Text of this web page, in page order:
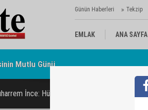
Günün Haberleri Tekzip
EMLAK ANA SAYFA
Sesi Ankara Kalkınma Ajansı'nda
İnce: Hükümeti yıkmak istiyorum